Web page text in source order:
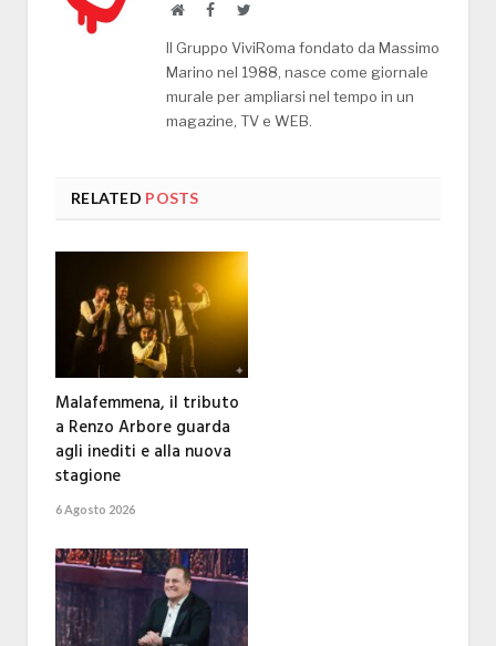
WebsiteFacebookTwitter
Il Gruppo ViviRoma fondato da Massimo
Marino nel 1988, nasce come giornale
murale per ampliarsi nel tempo in un
magazine, TV e WEB.
RELATED POSTS
Malafemmena, il tributo
a Renzo Arbore guarda
agli inediti e alla nuova
stagione
6 Agosto 2026